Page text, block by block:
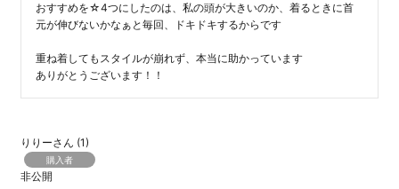
おすすめを☆4つにしたのは、私の頭が大きいのか、着るときに首
元が伸びないかなぁと毎回、ドキドキするからです
重ね着してもスタイルが崩れず、本当に助かっています
ありがとうございます！！
りりー 1
購入者
非公開